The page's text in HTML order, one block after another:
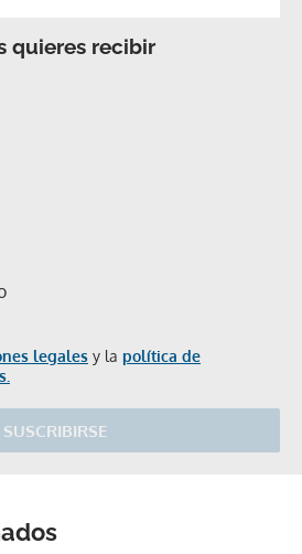
quieres recibir
legales y la política de
SUSCRIBIRSE